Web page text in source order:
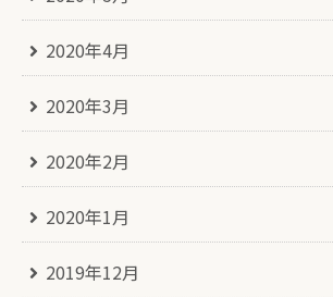
2020年4月
2020年3月
2020年2月
2020年1月
2019年12月